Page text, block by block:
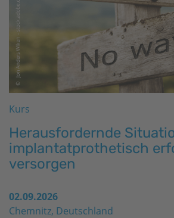
Kurs
Herausfordernde
implantatprothetisch
versorgen
02.09.2026
Chemnitz, Deutschland